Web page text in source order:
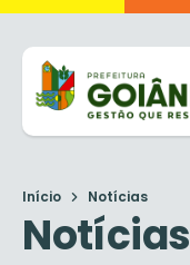
Início Notícias
Notícias